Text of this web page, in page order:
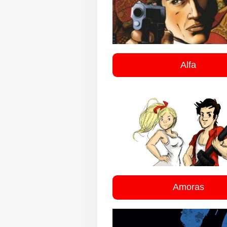
Alfa
Amoras